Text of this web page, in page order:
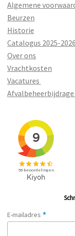
Algemene
Beurzen
Historie
Catalogus 2025-2026
Over ons
Vrachtkosten
Vacatures
Afvalbeheerbijdrage
E-mailadres *